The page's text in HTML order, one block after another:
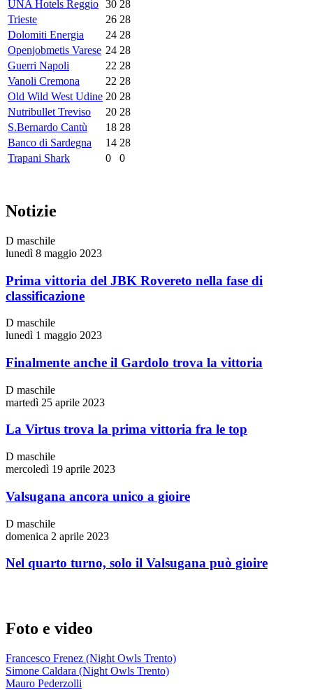
UNA Hotels Reggio 30 28
Trieste
26 28
Dolomiti Energia
24 28
Openjobmetis Varese 24 28
Guerri Napoli
22 28
Vanoli Cremona
22 28
Old Wild West Udine 20 28
Nutribullet Treviso
20 28
S.Bernardo Cantù
18 28
Banco di Sardegna
14 28
Trapani Shark
0 0
Notizie
D maschile
lunedì 8 maggio 2023
Prima vittoria del JBK Rovereto nella fase di
classificazione
D maschile
lunedì 1 maggio 2023
Finalmente anche il Gardolo trova la vittoria
D maschile
martedì 25 aprile 2023
La Virtus trova la prima vittoria fra le top
D maschile
mercoledì 19 aprile 2023
Valsugana ancora unico a gioire
D maschile
domenica 2 aprile 2023
Nel quarto turno, solo il Valsugana può gioire
Foto e video
Francesco Frenez (Night Owls Trento)
Simone Caldara (Night Owls Trento)
Mauro Pederzolli